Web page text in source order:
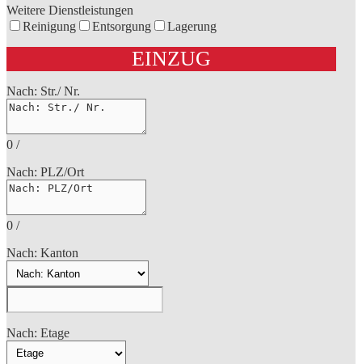
Weitere Dienstleistungen
Reinigung
Entsorgung Lagerung
EINZUG
Nach: Str./ Nr.
0 /
Nach: PLZ/Ort
0 /
Nach: Kanton
Nach: Etage